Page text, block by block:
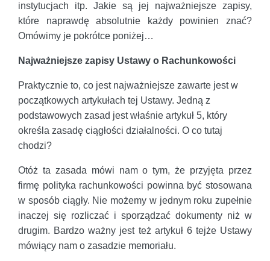
instytucjach itp. Jakie są jej najważniejsze zapisy,
które naprawdę absolutnie każdy powinien znać?
Omówimy je pokrótce poniżej…
Najważniejsze zapisy Ustawy o Rachunkowości
Praktycznie to, co jest najważniejsze zawarte jest w
początkowych artykułach tej Ustawy. Jedną z
podstawowych zasad jest właśnie artykuł 5, który
określa zasadę ciągłości działalności. O co tutaj
chodzi?
Otóż ta zasada mówi nam o tym, że przyjęta przez
firmę polityka rachunkowości powinna być stosowana
w sposób ciągły. Nie możemy w jednym roku zupełnie
inaczej się rozliczać i sporządzać dokumenty niż w
drugim. Bardzo ważny jest też artykuł 6 tejże Ustawy
mówiący nam o zasadzie memoriału.